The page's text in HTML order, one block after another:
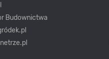
Budownictwa